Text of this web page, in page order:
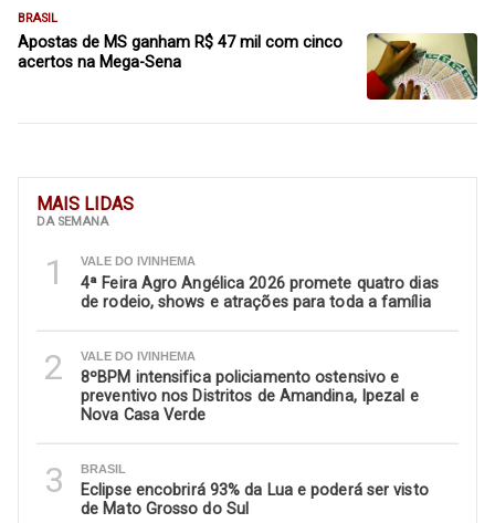
MAIS LIDAS
DA SEMANA
1 VALE DO IVINHEMA
4ª Feira Agro Angélica 2026 promete quatro dias
de rodeio, shows e atrações para toda a família
2 VALE DO IVINHEMA
8ºBPM intensifica policiamento ostensivo e
preventivo nos Distritos de Amandina, Ipezal e
Nova Casa Verde
3 BRASIL
Eclipse encobrirá 93% da Lua e poderá ser visto
de Mato Grosso do Sul
BRASIL
Apostas de MS ganham R$ 47 mil com cinco
acertos na Mega-Sena